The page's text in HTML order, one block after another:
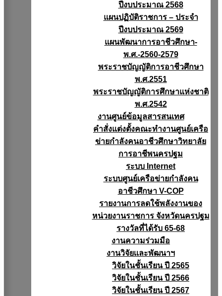
ปีงบประมาณ 2568
แผนปฏิบัติราชการ – ประจำ
ปีงบประมาณ 2569
แผนพัฒนาการอาชีวศึกษา-
พ.ศ.-2560-2579
พระราชบัญญัติการอาชีวศึกษา
พ.ศ.2551
พระราชบัญญัติการศึกษาแห่งชาติ
พ.ศ.2542
งานศูนย์ข้อมูลสารสนเทศ
คำสั่งแต่งตั้งคณะทำงานศูนย์เครือ
ข่ายกำลังคนอาชีวศึกษาวิทยาลัย
การอาชีพนครปฐม
ระบบ Internet
ระบบศูนย์เครือข่ายกำลังคน
อาชีวศึกษา V-COP
รายงานการลดใช้พลังงานของ
หน่วยงานราชการ จังหวัดนครปฐม
รางวัลที่ได้รับ 65-68
งานความร่วมมือ
งานวิจัยเเละพัฒนาฯ
วิจัยในชั้นเรียน ปี 2565
วิจัยในชั้นเรียน ปี 2566
วิจัยในชั้นเรียน ปี 2567